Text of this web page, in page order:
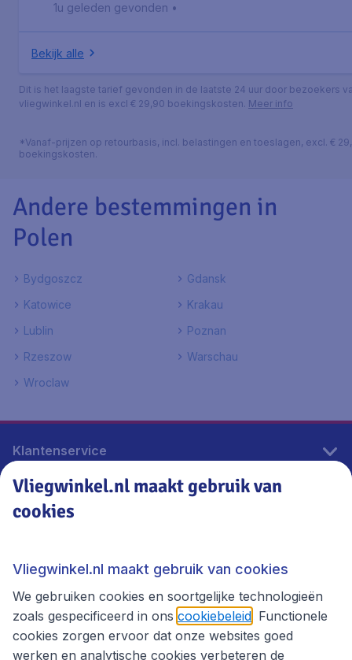
1u geleden gevonden •
Bekijk alle
Dit is het laagste tarief gevonden in de laatste 24 uur door bezoekers
vliegwinkel.nl en is excl € 29,90 boekingskosten. Meer info
*Vanaf-prijzen op retourbasis, incl. belastingen en toeslagen, excl. €
boekingskosten.
Andere bestemmingen in
Polen
Bydgoszcz
Gdansk
Katowice
Krakau
Lublin
Poznan
Rzeszow
Warschau
Wroclaw
Klantenservice
Vliegwinkel.nl
Thema's
Vliegwinkel.nl maakt gebruik van
cookies
Vliegwinkel.nl maakt gebruik van cookies
We gebruiken cookies en soortgelijke technologieën
zoals gespecificeerd in ons cookiebeleid . Functionele
cookies zorgen ervoor dat onze websites goed
werken en analytische cookies verbeteren de